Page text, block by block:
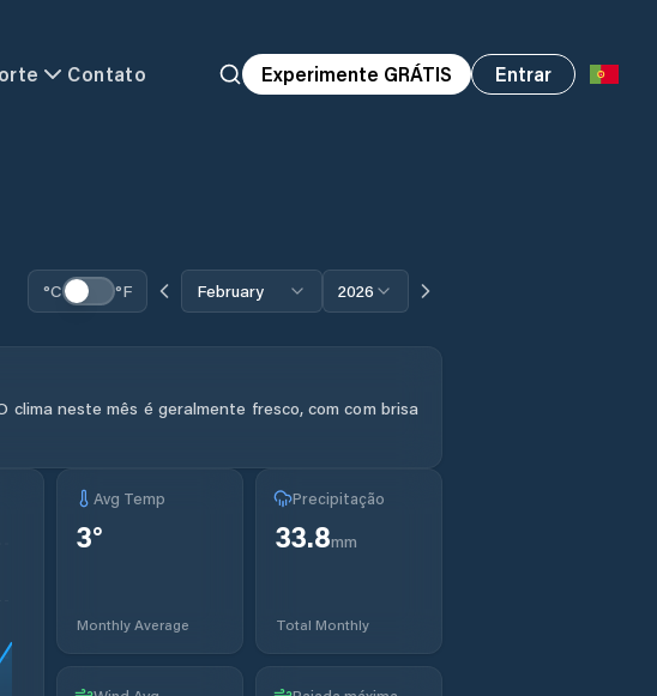
Contato Experimente GRÁTIS Entrar
°C °F February 2026
clima neste mês é geralmente fresco, com com brisa
Avg Temp
3°
Monthly Average
Precipitação
33.8mm
Total Monthly